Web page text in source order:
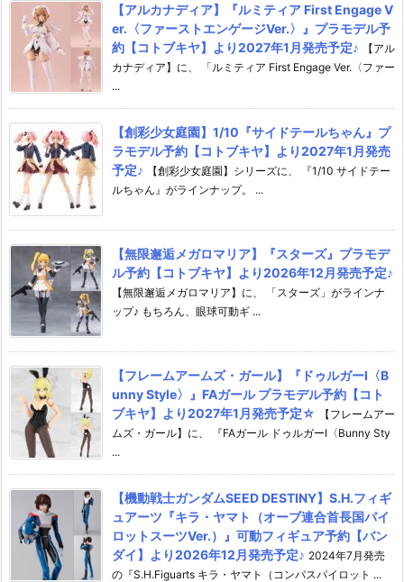
【アルカナディア】『ルミティア First Engage V
er.〈ファーストエンゲージVer.〉』プラモデル予
約【コトブキヤ】より2027年1月発売予定♪
【アル
カナディア】に、 「ルミティア First Engage Ver.〈ファー
...
【創彩少女庭園】1/10『サイドテールちゃん』プ
ラモデル予約【コトブキヤ】より2027年1月発売
予定♪
【創彩少女庭園】シリーズに、 『1/10 サイドテー
ルちゃん』がラインナップ。 ...
【無限邂逅メガロマリア】『スターズ』プラモデ
ル予約【コトブキヤ】より2026年12月発売予定♪
【無限邂逅メガロマリア】に、 「スターズ」がラインナ
ップ♪ もちろん、眼球可動ギ ...
【フレームアームズ・ガール】『ドゥルガーI〈B
unny Style〉』FAガール プラモデル予約【コト
ブキヤ】より2027年1月発売予定☆
【フレームアー
ムズ・ガール】に、 『FAガール ドゥルガーI〈Bunny Sty
...
【機動戦士ガンダムSEED DESTINY】S.H.フィギ
ュアーツ『キラ・ヤマト（オーブ連合首長国パイ
ロットスーツVer.）』可動フィギュア予約【バン
ダイ】より2026年12月発売予定♪ 2024年7月発売
の『S.H.Figuarts キラ・ヤマト（コンパスパイロット ...